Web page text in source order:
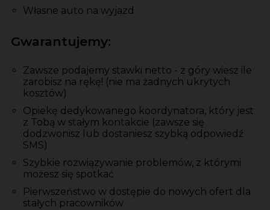
Własne auto na wyjazd
Gwarantujemy:
Zawsze podajemy stawki netto - z góry wiesz ile
zarobisz na rękę! (nie ma żadnych ukrytych
kosztów)
Opiekę dedykowanego koordynatora, który jest
z Tobą w stałym kontakcie (zawsze się
dodzwonisz lub dostaniesz szybką odpowiedź
SMS)
Szybkie rozwiązywanie problemów, z którymi
możesz się spotkać
Pierwszeństwo w dostępie do nowych ofert dla
stałych pracowników